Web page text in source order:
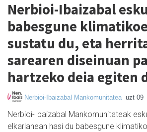
Nerbioi-Ibaizabal
babesgune
sustatu du, eta
sarearen diseinuan
hartzeko deia egiten
Nerbioi-Ibaizabal Mankomunitatea uzt 09
Nerbioi-Ibaizabal Mankomunitateak
elkarlanean hasi du babesgune